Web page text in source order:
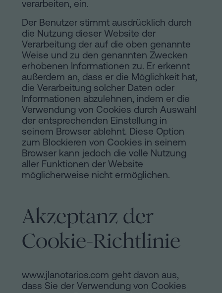
verarbeiten, ein.
Der Benutzer stimmt ausdrücklich durch
die Nutzung dieser Website der
Verarbeitung der auf die oben genannte
Weise und zu den genannten Zwecken
erhobenen Informationen zu. Er erkennt
außerdem an, dass er die Möglichkeit hat,
die Verarbeitung solcher Daten oder
Informationen abzulehnen, indem er die
Verwendung von Cookies durch Auswahl
der entsprechenden Einstellung in
seinem Browser ablehnt. Diese Option
zum Blockieren von Cookies in seinem
Browser kann jedoch die volle Nutzung
aller Funktionen der Website
möglicherweise nicht ermöglichen.
Akzeptanz der
Cookie-Richtlinie
www.jlanotarios.com geht davon aus,
dass Sie der Verwendung von Cookies